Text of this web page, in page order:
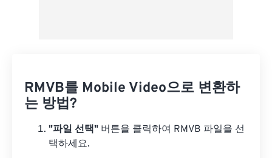
RMVB를 Mobile Video으로 변환하
는 방법?
"파일 선택" 버튼을 클릭하여 RMVB 파일을 선
택하세요.